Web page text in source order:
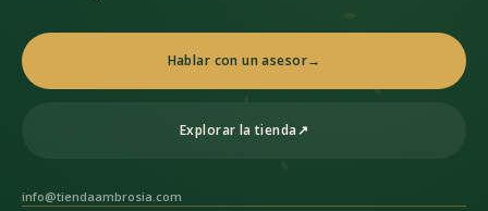
Hablar con un asesor→
Explorar la tienda↗
info@tiendaambrosia.com